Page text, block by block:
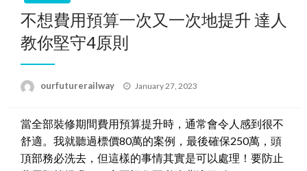
不想費用預算一次又一次地提升 達人
教你堅守4原則
ourfuturerailway
Posted
January 27, 2023
當全部裝修期間費用預算提升時，通常會令人感到很不
舒適。我就聽過標價80萬的案例，最後確保250萬，頭
頂部務必洗去，但這樣的事情其實是可以處理！要防止